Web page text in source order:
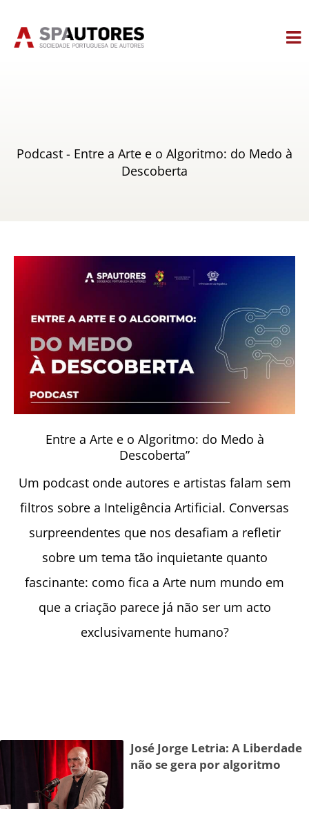
Podcast - Entre a Arte e o Algoritmo: do Medo à
Descoberta
Entre a Arte e o Algoritmo: do Medo à
Descoberta”
Um podcast onde autores e artistas falam sem
filtros sobre a Inteligência Artificial. Conversas
surpreendentes que nos desafiam a refletir
sobre um tema tão inquietante quanto
fascinante: como fica a Arte num mundo em
que a criação parece já não ser um acto
exclusivamente humano?
José Jorge Letria: A Liberdade
não se gera por algoritmo